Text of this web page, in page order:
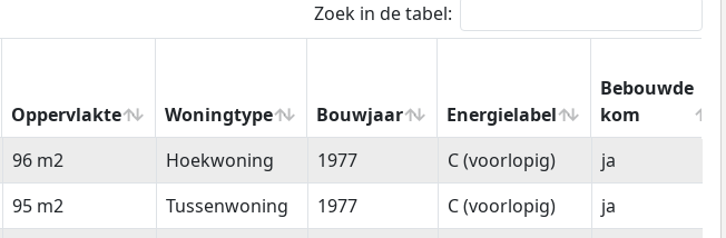
Zoek in de tabel:
Oppervlakte Woningtype Bouwjaar Energielabel
Bebouwde
kom
Oppervlakte Woningtype Bouwjaar Energielabel
Bebouwde
kom
96 m2 Hoekwoning 1977 C (voorlopig)
ja
95 m2 Tussenwoning 1977 C (voorlopig)
ja